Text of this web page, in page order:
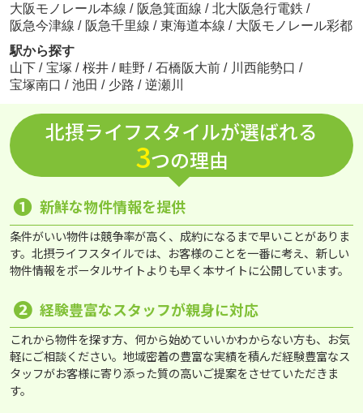
大阪モノレール本線 / 阪急箕面線 / 北大阪急行電鉄 /
阪急今津線 / 阪急千里線 / 東海道本線 / 大阪モノレール彩都
駅から探す
山下 / 宝塚 / 桜井 / 畦野 / 石橋阪大前 / 川西能勢口 /
宝塚南口 / 池田 / 少路 / 逆瀬川
北摂ライフスタイルが選ばれる
3つの理由
❶ 新鮮な物件情報を提供
条件がいい物件は競争率が高く、成約になるまで早いことがありま
す。北摂ライフスタイルでは、お客様のことを一番に考え、新しい
物件情報をポータルサイトよりも早く本サイトに公開しています。
❷ 経験豊富なスタッフが親身に対応
これから物件を探す方、何から始めていいかわからない方も、お気
軽にご相談ください。地域密着の豊富な実績を積んだ経験豊富なス
タッフがお客様に寄り添った質の高いご提案をさせていただきま
す。